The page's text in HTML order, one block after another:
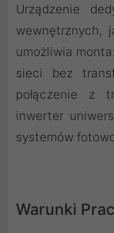
Urządzenie
wewnętrznych,
umożliwia
sieci bez
połączenie z
inwerter
systemów
Warunki